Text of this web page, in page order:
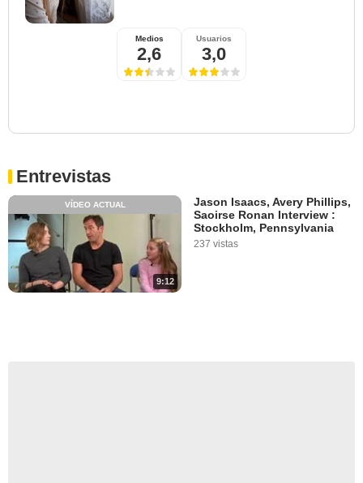
Medios
2,6
Usuarios
3,0
Entrevistas
9:12
VÍDEO ACTUAL
Jason Isaacs, Avery Phillips,
Saoirse Ronan Interview :
Stockholm, Pennsylvania
237 vistas